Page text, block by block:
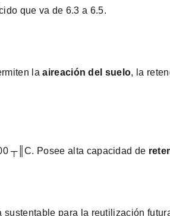
que va de 6.3 a 6.5.
laaireación del suelo, la
┬║C. Posee alta capacidad de
sustentable para la reutilización